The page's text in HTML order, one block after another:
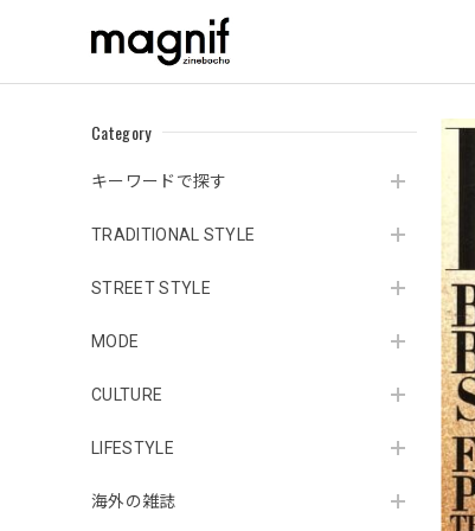
Category
キーワードで探す
TRADITIONAL STYLE
STREET STYLE
MODE
CULTURE
LIFESTYLE
海外の雑誌